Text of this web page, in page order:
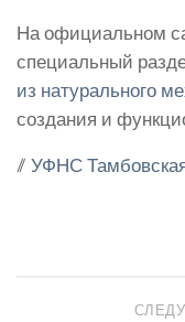
На официальном
специальный
из натурального
создания и
// УФНС